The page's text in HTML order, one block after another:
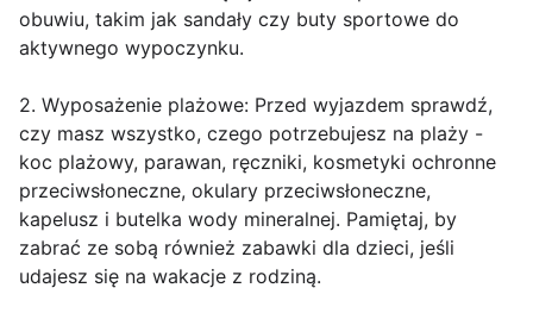
obuwiu, takim jak sandały czy buty sportowe do
aktywnego wypoczynku.
2. Wyposażenie plażowe: Przed wyjazdem sprawdź,
czy masz wszystko, czego potrzebujesz na plaży -
koc plażowy, parawan, ręczniki, kosmetyki ochronne
przeciwsłoneczne, okulary przeciwsłoneczne,
kapelusz i butelka wody mineralnej. Pamiętaj, by
zabrać ze sobą również zabawki dla dzieci, jeśli
udajesz się na wakacje z rodziną.